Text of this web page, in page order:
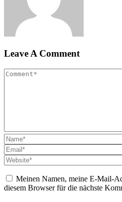
Leave A Comment
Meinen Namen, meine E-Mail-
diesem Browser für die nächste